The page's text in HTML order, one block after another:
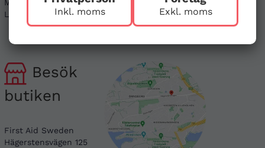
Inkl. moms Exkl. moms
Mån - Fre 08-17
Lör & Sön - stängt
Linkedin
Besök
butiken
First Aid Sweden
Hägerstensvägen 125